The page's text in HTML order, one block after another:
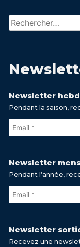
Rechercher :
Newsletter
Pendant la saison,
Newsletter
Pendant l’année,
Newsletter
Recevez une